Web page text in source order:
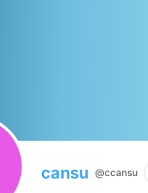
cansu @ccansu